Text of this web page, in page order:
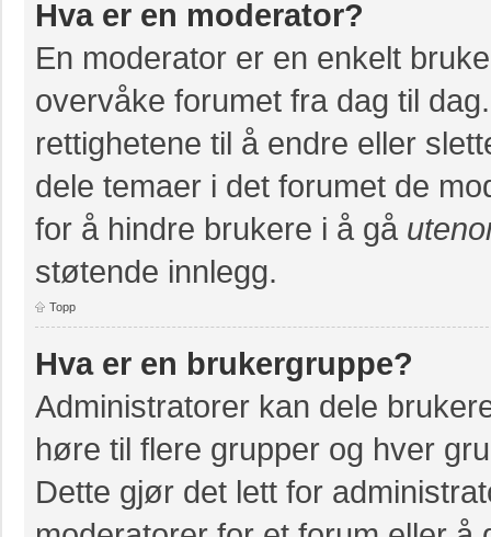
Hva er en moderator?
En moderator er en enkelt
overvåke forumet fra dag til
rettighetene til å endre eller
dele temaer i det forumet de
for å hindre brukere i å gå
støtende innlegg.
Topp
Hva er en brukergruppe?
Administratorer kan dele
høre til flere grupper og hver
Dette gjør det lett for